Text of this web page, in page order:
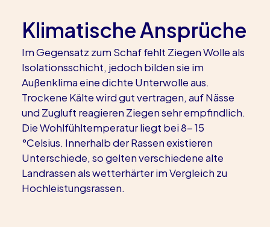
Klimatische Ansprüche
Im Gegensatz zum Schaf fehlt Ziegen Wolle als
Isolationsschicht, jedoch bilden sie im
Außenklima eine dichte Unterwolle aus.
Trockene Kälte wird gut vertragen, auf Nässe
und Zugluft reagieren Ziegen sehr empfindlich.
Die Wohlfühltemperatur liegt bei 8- 15
°Celsius. Innerhalb der Rassen existieren
Unterschiede, so gelten verschiedene alte
Landrassen als wetterhärter im Vergleich zu
Hochleistungsrassen.